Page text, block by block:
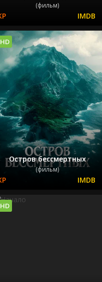
(фильм)
Остров бессмертных
(фильм)
HD
HD